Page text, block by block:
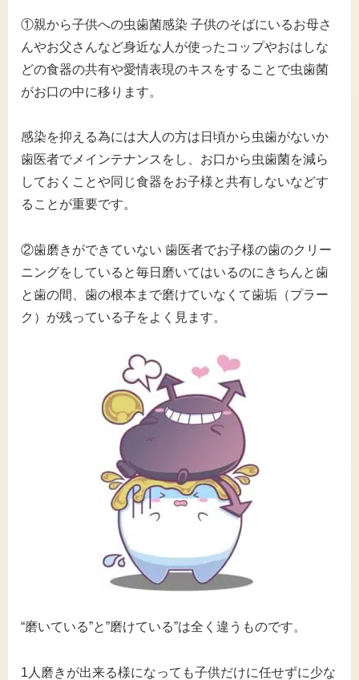
①親から子供への虫歯菌感染 子供のそばにいるお母さ
んやお父さんなど身近な人が使ったコップやおはしな
どの食器の共有や愛情表現のキスをすることで虫歯菌
がお口の中に移ります。
感染を抑える為には大人の方は日頃から虫歯がないか
歯医者でメインテナンスをし、お口から虫歯菌を減ら
しておくことや同じ食器をお子様と共有しないなどす
ることが重要です。
②歯磨きができていない 歯医者でお子様の歯のクリー
ニングをしていると毎日磨いてはいるのにきちんと歯
と歯の間、歯の根本まで磨けていなくて歯垢（プラー
ク）が残っている子をよく見ます。
“磨いている”と”磨けている”は全く違うものです。
1人磨きが出来る様になっても子供だけに任せずに少な